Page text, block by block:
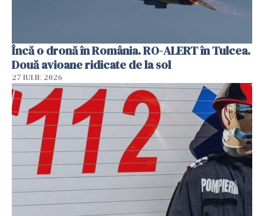
Încă o dronă în România. RO-ALERT în Tulcea.
Două avioane ridicate de la sol
27 IULIE 2026